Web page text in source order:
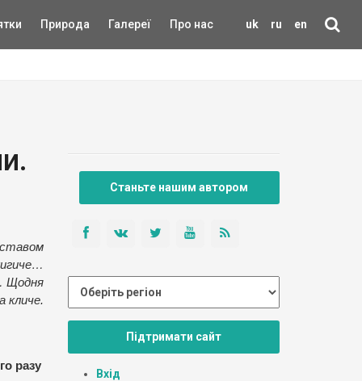
uk ru en
Природа Галереї Про нас
Щодня
кличе.
разу
Станьте нашим автором
Підтримати сайт
Вхід